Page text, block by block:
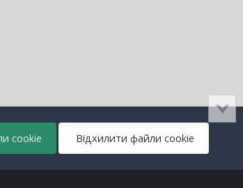
cookie Відхилити файли cookie